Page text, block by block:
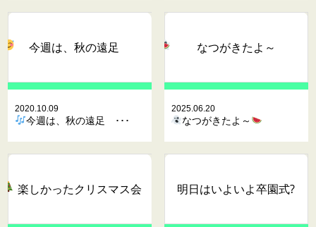
今週は、秋の遠足
2020.10.09
今週は、秋の遠足 ･･･
なつがきたよ～
2025.06.20
なつがきたよ～
楽しかったクリスマス会 明日はいよいよ卒園式?